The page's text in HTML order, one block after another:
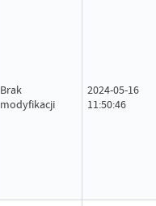
Brak
modyfikacji
2024-05-16
11:50:46